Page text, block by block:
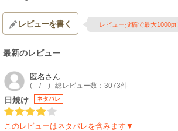
レビューを書く レビュー投稿で最大1000pt!
最新のレビュー
匿名 さん
(－/－) 総レビュー数：3073件
日焼け ネタバレ
このレビューはネタバレを含みます▼